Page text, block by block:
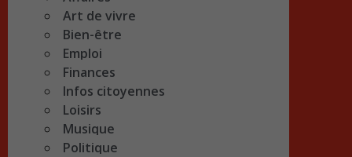
Art de vivre
Bien-être
Emploi
Finances
Infos citoyennes
Loisirs
Musique
Politique